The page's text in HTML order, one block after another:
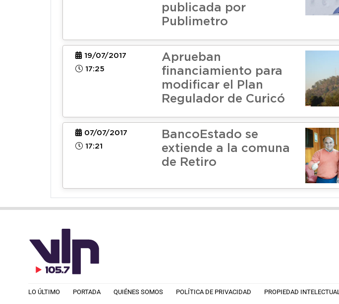
publicada por
Publimetro
19/07/2017
17:25
Aprueban
financiamiento para
modificar el Plan
Regulador de Curicó
07/07/2017
17:21
BancoEstado se
extiende a la comuna
de Retiro
LO ÚLTIMO PORTADA QUIÉNES SOMOS POLÍTICA DE PRIVACIDAD PROPIEDAD INTELECTUAL